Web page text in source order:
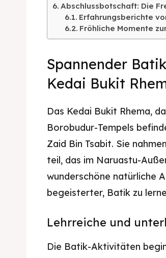
Abschlussbotschaft: Die
Erfahrungsberichte
Fröhliche Momente
Spannender
Kedai Bukit
Das Kedai Bukit Rhema,
Borobudur-Tempels
Zaid Bin Tsabit. Sie
teil, das im Naruastu-
wunderschöne natürliche
begeisterter, Batik zu
Lehrreiche und
Die Batik-Aktivitäten